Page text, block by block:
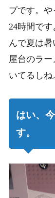
プです。
24時間で
んで夏は
屋台のラ
いてるしね
はい、
す。